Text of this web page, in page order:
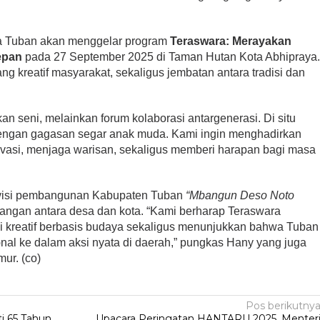
Tuban akan menggelar programTeraswara: Merayakan
pada 27 September 2025 di Taman Hutan Kota Abhipraya.
kreatif masyarakat, sekaligus jembatan antara tradisi dan
seni, melainkan forum kolaborasi antargenerasi. Di situ
gagasan segar anak muda. Kami ingin menghadirkan
menjaga warisan, sekaligus memberi harapan bagi masa
pembangunan Kabupaten Tuban “Mbangun Deso Noto
antara desa dan kota. “Kami berharap Teraswara
kreatif berbasis budaya sekaligus menunjukkan bahwa Tuban
ke dalam aksi nyata di daerah,” pungkas Hany yang juga
(co)
Pos berikutnya